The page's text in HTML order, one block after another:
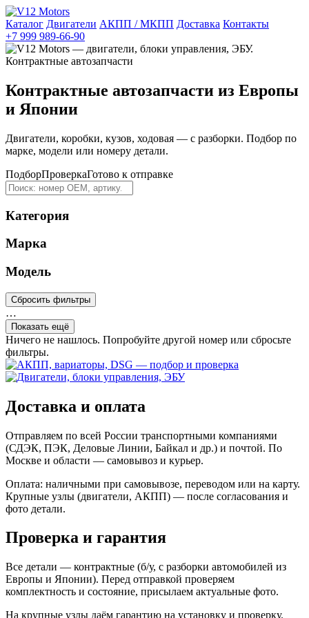
Каталог Двигатели АКПП / МКПП Доставка Контакты
+7 999 989-66-90
Контрактные автозапчасти из Европы
и Японии
Двигатели, коробки, кузов, ходовая — с разборки. Подбор по
марке, модели или номеру детали.
ПодборПроверкаГотово к отправке
Категория
Марка
Модель
Сбросить фильтры
…
Показать ещё
Ничего не нашлось. Попробуйте другой номер или сбросьте
фильтры.
Доставка и оплата
Отправляем по всей России транспортными компаниями
(СДЭК, ПЭК, Деловые Линии, Байкал и др.) и почтой. По
Москве и области — самовывоз и курьер.
Оплата: наличными при самовывозе, переводом или на карту.
Крупные узлы (двигатели, АКПП) — после согласования и
фото детали.
Проверка и гарантия
Все детали — контрактные (б/у, с разборки автомобилей из
Европы и Японии). Перед отправкой проверяем
комплектность и состояние, присылаем актуальные фото.
На крупные узлы даём гарантию на установку и проверку.